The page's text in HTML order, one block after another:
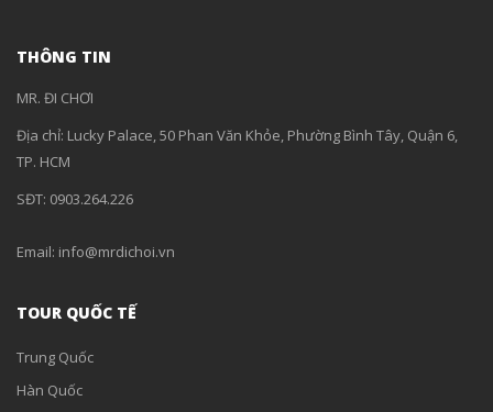
THÔNG TIN
MR. ĐI CHƠI
Địa chỉ: Lucky Palace, 50 Phan Văn Khỏe, Phường Bình Tây, Quận 6,
TP. HCM
SĐT: 0903.264.226
Email: info@mrdichoi.vn
TOUR QUỐC TẾ
Trung Quốc
Hàn Quốc